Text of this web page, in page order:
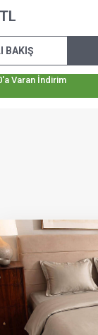
BAKIŞ
Varan İndirim